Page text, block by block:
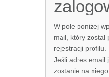
W pole poniżej
mail, który został
rejestracji profilu.
Jeśli adres email
zostanie na niego